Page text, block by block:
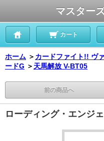
マスター
カート
ホーム ＞ カードファイト!! ヴ
ードG ＞ 天馬解放 V-BT05
前の商品へ
ローディング・エンジ